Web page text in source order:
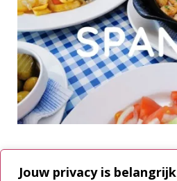
Jouw privacy is belangrijk